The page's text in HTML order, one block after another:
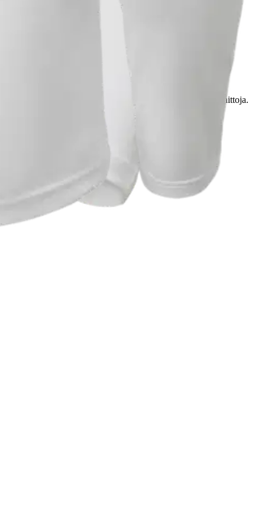
on myös Scafe kuitua joka estää hikoilun hajuhaittoja.